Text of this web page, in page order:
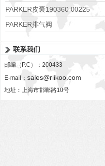
PARKER皮囊190360 00225
PARKER排气阀
联系我们
邮编（P.C）：200433
E-mail： sales@riikoo.com
地址：上海市邯郸路10号